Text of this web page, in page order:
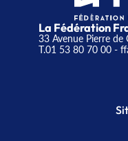
La Fédération
33 Avenue Pierre
T.01 53 80 70 00-